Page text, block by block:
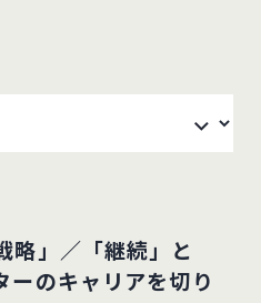
略」／「継続」と
ーのキャリアを切り